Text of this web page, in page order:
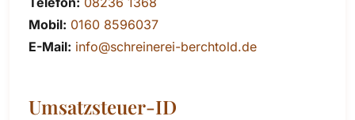
Mobil: 0160 8596037
E-Mail: info@schreinerei-berchtold.de
Umsatzsteuer-ID